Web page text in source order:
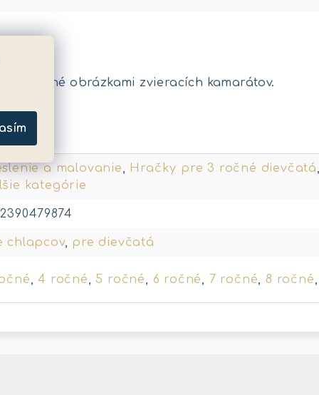
zdobené obrázkami zvieracích kamarátov.
a malovanie, Hračky pre 3 ročné dievčatá
kategórie
chlapcov, pre dievčatá
,4 ročné, 5 ročné, 6 ročné, 7 ročné, 8 ročné